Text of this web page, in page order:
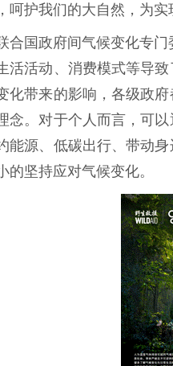
呵护我们的大自然，为实
合国政府间气候变化专
活活动、消费模式等导
化带来的影响，各级政
念。对于个人而言，可
能源、低碳出行、带动
的坚持应对气候变化。